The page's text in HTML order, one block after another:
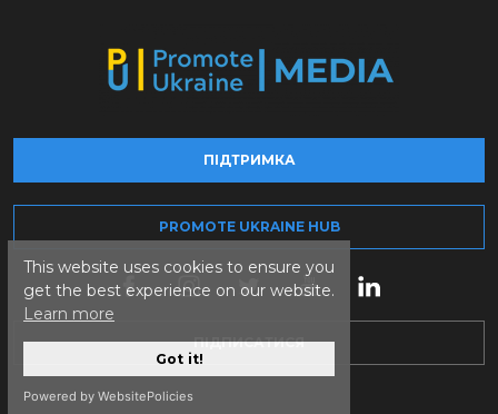
This website uses cookies to ensure you
get the best experience on our website.
Learn more
Got it!
Powered by WebsitePolicies
ПІДТРИМКА
PROMOTE UKRAINE HUB
ПІДПИСАТИСЯ